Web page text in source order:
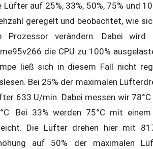
Lüfter auf 25%, 33%, 50%, 75% und
geregelt und beobachtet, wie
Prozessor verändern. Dabei
die CPU zu 100%
ließ sich in diesem Fall nicht
Bei 25% der maximalen
633 U/min. Dabei messen wir
Bei 33% werden 75°C mit
Die Lüfter drehen hier mit
auf 50% der maximalen